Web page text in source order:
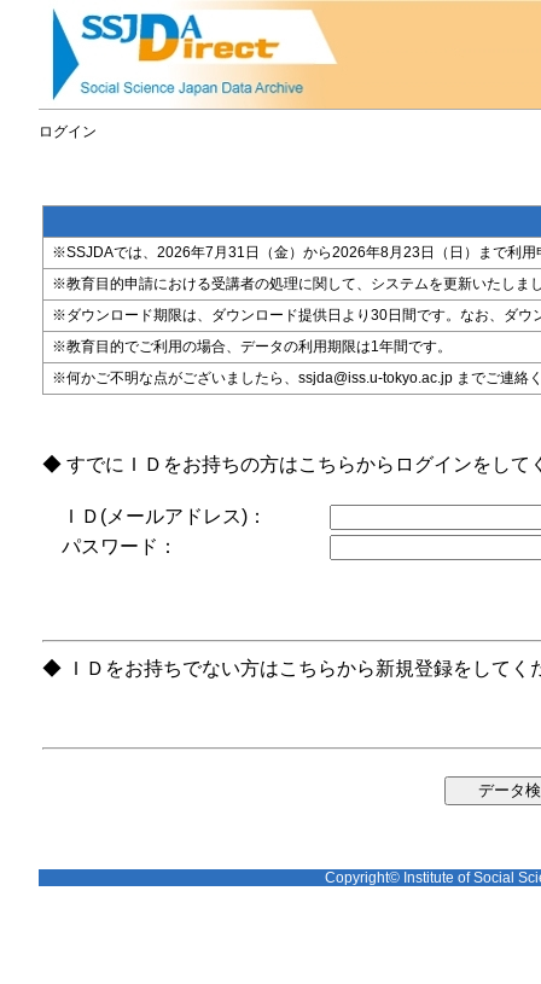
ログイン
※SSJDAでは、2026年7月31日（金）から2026年8月23日（日）まで利
※教育目的申請における受講者の処理に関して、システムを更新いたしま
※ダウンロード期限は、ダウンロード提供日より30日間です。なお、ダ
※教育目的でご利用の場合、データの利用期限は1年間です。
※何かご不明な点がございましたら、ssjda@iss.u-tokyo.ac.jp までご連絡
◆ すでにＩＤをお持ちの方はこちらからログインをして
ＩＤ(メールアドレス)：
パスワード：
◆ ＩＤをお持ちでない方はこちらから新規登録をしてく
Copyright© Institute of Social